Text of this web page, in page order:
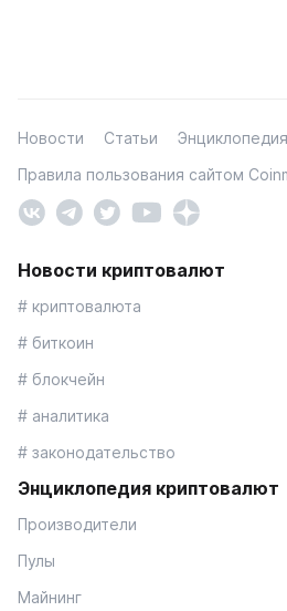
Новости Статьи Энциклопедия
Правила пользования сайтом
Новости криптовалют
# криптовалюта
# биткоин
# блокчейн
# аналитика
# законодательство
Энциклопедия криптовалют
Производители
Пулы
Майнинг